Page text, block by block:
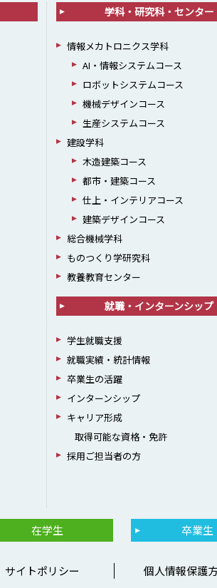
学科・研究科・センター
情報メカトロニクス学科
AI・情報システムコース
ロボットシステムコース
機械デザインコース
生産システムコース
建設学科
木造建築コース
都市・建築コース
仕上・インテリアコース
建築デザインコース
総合機械学科
ものつくり学研究科
教養教育センター
就職・インターンシップ
学生就職支援
就職実績・統計情報
卒業生の活躍
インターンシップ
キャリア形成
取得可能な資格・免許
採用ご担当者の方
在学生 卒業生
サイトポリシー 個人情報保護